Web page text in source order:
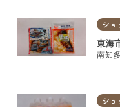
車/工具
医院・クリニッ
ショ
東海
南知
ショ